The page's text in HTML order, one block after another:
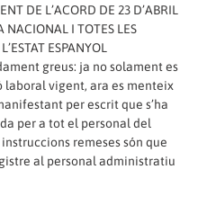
DE L’ACORD DE 23 D’ABRIL
NACIONAL I TOTES LES
ESPANYOL
greus: ja no solament es
vigent, ara es menteix
per escrit que s’ha
per a tot el personal del
remeses són que
al personal administratiu